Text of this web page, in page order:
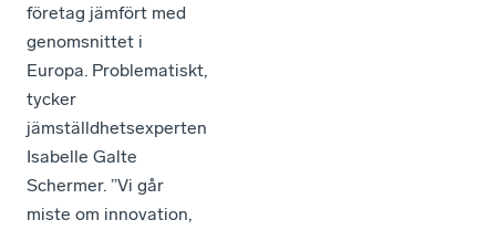
företag jämfört med
genomsnittet i
Europa. Problematiskt,
tycker
jämställdhetsexperten
Isabelle Galte
Schermer. ”Vi går
miste om innovation,